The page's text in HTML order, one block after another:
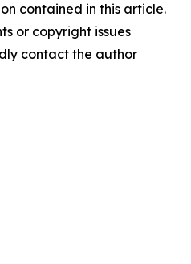
contained in this article.
or copyright issues
contact the author